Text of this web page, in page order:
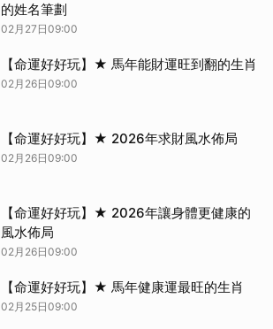
的姓名筆劃
02月27日09:00
【命運好好玩】★ 馬年能財運旺到翻的生肖
02月26日09:00
【命運好好玩】★ 2026年求財風水佈局
02月26日09:00
【命運好好玩】★ 2026年讓身體更健康的
風水佈局
02月26日09:00
【命運好好玩】★ 馬年健康運最旺的生肖
02月25日09:00